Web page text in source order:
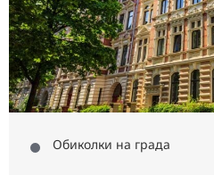
Обиколки на града